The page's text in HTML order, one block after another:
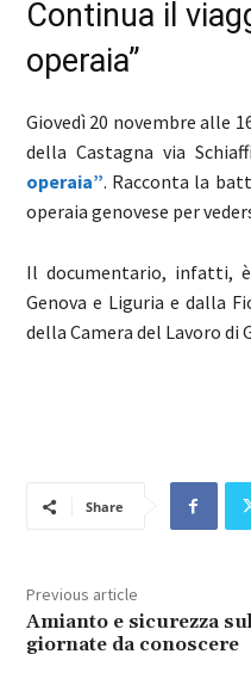
Continua il
operaia”
Giovedì 20 novembre alle
della Castagna via
operaia”. Racconta la
operaia genovese per
Il documentario, infatti,
Genova e Liguria e dalla
della Camera del Lavoro di
Share
Previous article
Amianto e sicurezza
giornate da conoscere